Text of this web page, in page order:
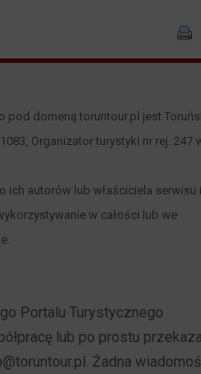
pod domeną toruntour.pl jest
Organizator turystyki nr rej. 247
ich autorów lub właściciela serwisu
w całości lub we
Portalu Turystycznego
lub po prostu
Żadna